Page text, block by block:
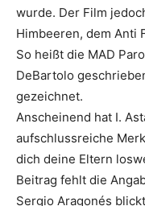
wurde. Der Film
Himbeeren, dem Anti
So heißt die MAD
DeBartolo
gezeichnet.
Anscheinend hat I.
aufschlussreiche
dich deine Eltern
Beitrag fehlt die
Sergio Aragonés